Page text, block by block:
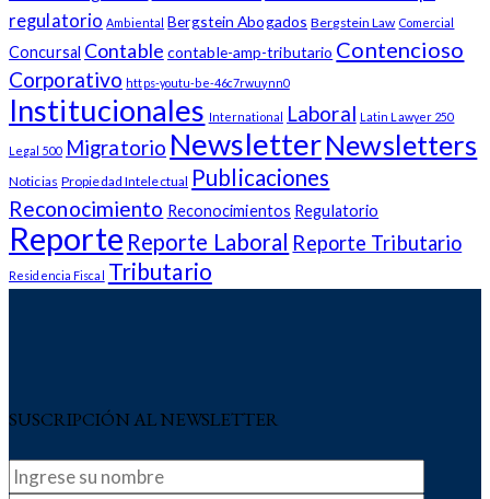
regulatorio Ambiental Bergstein Abogados Bergstein Law Comercial
Concursal Contable contable-amp-tributario Contencioso
Corporativo https-youtu-be-46c7rwuynn0
Institucionales International Laboral Latin Lawyer 250
Legal 500 Migratorio NewsletterNewsletters
Noticias Propiedad Intelectual Publicaciones
Reconocimiento Reconocimientos Regulatorio
Reporte Reporte Laboral Reporte Tributario
Residencia Fiscal Tributario
SUSCRIPCIÓN AL NEWSLETTER